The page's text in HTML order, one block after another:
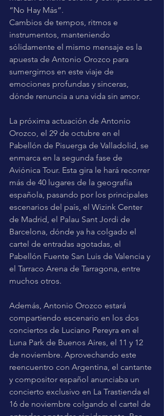
“No Hay Más”.
Cambios de tempos, ritmos e
instrumentos, manteniendo
sólidamente el mismo mensaje es la
apuesta de Antonio Orozco para
sumergirnos en este viaje de
emociones profundas y sinceras,
dónde renuncia a una vida sin amor.
La próxima actuación de Antonio
Orozco, el 29 de octubre en el
Pabellón de Pisuerga de Valladolid, se
enmarca en la segunda fase de
Aviónica Tour. Esta gira le hará recorrer
más de 40 lugares de la geografía
española, pasando por los principales
escenarios del país, el Wizink Center
de Madrid, el Palau Sant Jordi de
Barcelona, dónde ya ha colgado el
cartel de entradas agotadas, el
Pabellón Fuente San Luis de Valencia y
el Tarraco Arena de Tarragona, entre
muchos otros.
Además, Antonio Orozco estará
compartiendo escenario en los dos
conciertos de Luciano Pereyra en el
Luna Park de Buenos Aires, el 11 y 12
de noviembre. Aprovechando este
reencuentro con Argentina, el cantante
y compositor español anunciaba un
concierto exclusivo en La Trastienda el
16 de noviembre colgando el cartel de